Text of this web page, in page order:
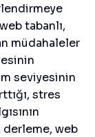
tabanlı,
müdahaleler
seviyesinin
stres
web